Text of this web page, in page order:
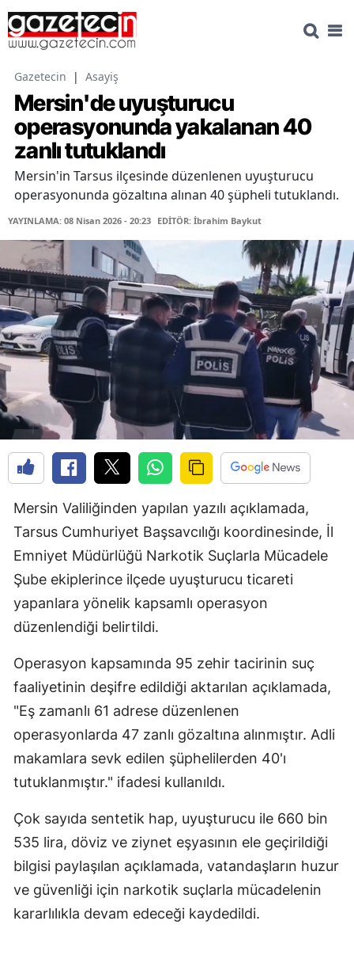
Gazetecin | Asayiş
Mersin'de uyuşturucu
operasyonunda yakalanan 40
zanlı tutuklandı
Mersin'in Tarsus ilçesinde düzenlenen uyuşturucu
operasyonunda gözaltına alınan 40 şüpheli tutuklandı.
YAYINLAMA: 08 Nisan 2026 - 20:23 EDİTÖR: İbrahim Baykut
Mersin Valiliğinden yapılan yazılı açıklamada,
Tarsus Cumhuriyet Başsavcılığı koordinesinde, İl
Emniyet Müdürlüğü Narkotik Suçlarla Mücadele
Şube ekiplerince ilçede uyuşturucu ticareti
yapanlara yönelik kapsamlı operasyon
düzenlendiği belirtildi.
Operasyon kapsamında 95 zehir tacirinin suç
faaliyetinin deşifre edildiği aktarılan açıklamada,
"Eş zamanlı 61 adrese düzenlenen
operasyonlarda 47 zanlı gözaltına alınmıştır. Adli
makamlara sevk edilen şüphelilerden 40'ı
tutuklanmıştır." ifadesi kullanıldı.
Çok sayıda sentetik hap, uyuşturucu ile 660 bin
535 lira, döviz ve ziynet eşyasının ele geçirildiği
bilgisi paylaşılan açıklamada, vatandaşların huzur
ve güvenliği için narkotik suçlarla mücadelenin
kararlılıkla devam edeceği kaydedildi.